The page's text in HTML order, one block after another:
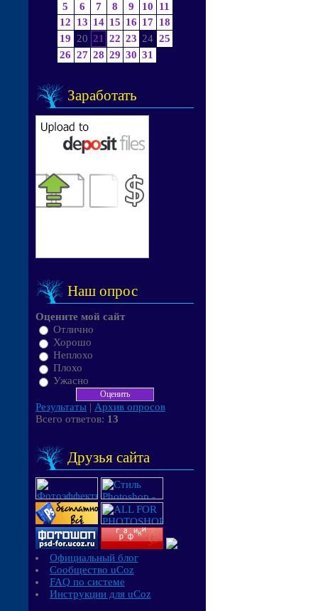
5
6 7 8 9 10
11
12
13 14 15 16 17 18
19
20 21 22 23 24 25
26 27 28 29 30 31
Заработать
Наш опрос
Оцените мой сайт
Отлично
Хорошо
Неплохо
Плохо
Ужасно
Результаты | Архив опросов
Всего ответов: 13
Друзья сайта
Официальный блог
Сообщество uCoz
FAQ по системе
Инструкции для uCoz